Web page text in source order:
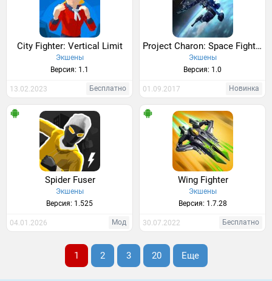
City Fighter: Vertical Limit
Экшены
Версия: 1.1
13.02.2023 Бесплатно
Project Charon: Space Fighter VR
Экшены
Версия: 1.0
01.09.2017 Новинка
Spider Fuser
Экшены
Версия: 1.525
04.01.2026 Мод
Wing Fighter
Экшены
Версия: 1.7.28
30.07.2022 Бесплатно
1 2 3 20 Еще